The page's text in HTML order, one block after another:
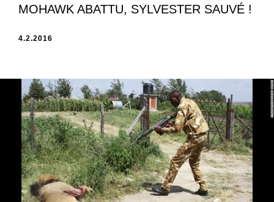
MOHAWK ABATTU, SYLVESTER SAUVÉ !
4.2.2016